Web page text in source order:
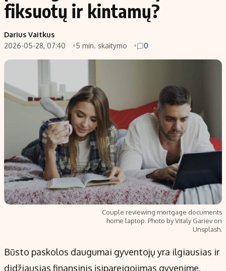
fiksuotų ir kintamų?
Darius Vaitkus
2026-05-28, 07:40
5 min. skaitymo 0
Couple reviewing mortgage documents
home laptop. Photo by Vitaly Gariev on
Unsplash.
Būsto paskolos daugumai gyventojų yra ilgiausias ir
didžiausias finansinis įsipareigojimas gyvenime.